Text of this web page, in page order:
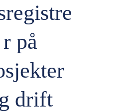
r på
drift